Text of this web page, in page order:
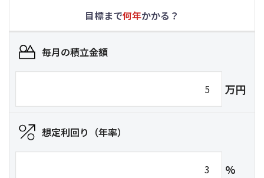
目標まで何年かかる？
毎月の積立金額
万円
想定利回り（年率）
%